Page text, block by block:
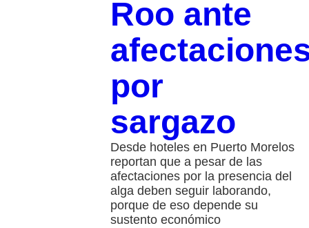
Roo ante
por
sargazo
Desde hoteles en Puerto Morelos
reportan que a pesar de las
afectaciones por la presencia del
alga deben seguir laborando,
porque de eso depende su
sustento económico